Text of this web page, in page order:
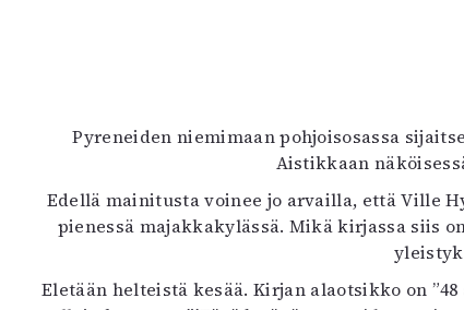
Pyreneiden niemimaan pohjoisosassa
Aistikkaan
Edellä mainitusta voinee jo arvailla, että Ville
pienessä majakkakylässä. Mikä kirjassa siis
Eletään helteistä kesää. Kirjan alaotsikko on